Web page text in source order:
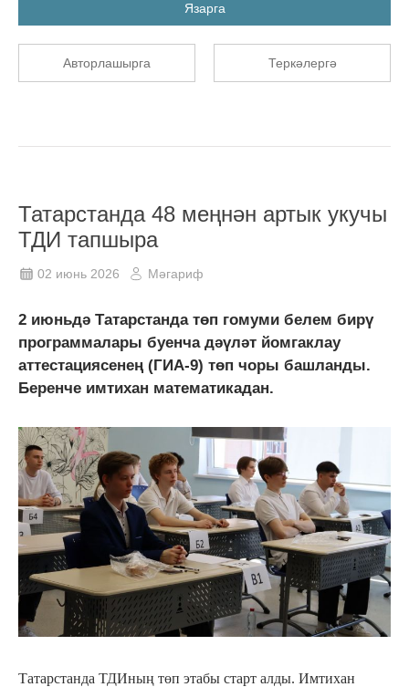
Язарга
Авторлашырга Теркәлергә
Татарстанда 48 меңнән артык укучы
ТДИ тапшыра
02 июнь 2026 Мәгариф
2 июньдә Татарстанда төп гомуми белем бирү
программалары буенча дәүләт йомгаклау
аттестациясенең (ГИА-9) төп чоры башланды.
Беренче имтихан математикадан.
Татарстанда ТДИның төп этабы старт алды. Имтихан